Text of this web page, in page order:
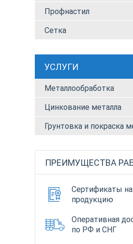
Профнастил
Сетка
УСЛУГИ
Металлообработка
Цинкование металла
Грунтовка и покраска
ПРЕИМУЩЕСТВА
Сертификаты
продукцию
Оперативная
по РФ и СНГ